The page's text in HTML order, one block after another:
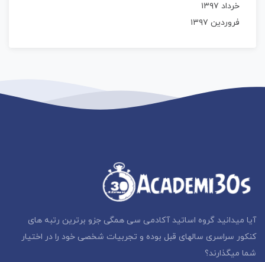
خرداد ۱۳۹۷
فروردین ۱۳۹۷
آیا میدانید گروه اساتید آکادمی سی همگی جزو برترین رتبه های
کنکور سراسری سالهای قبل بوده و تجربیات شخصی خود را در اختیار
شما میگذارند؟